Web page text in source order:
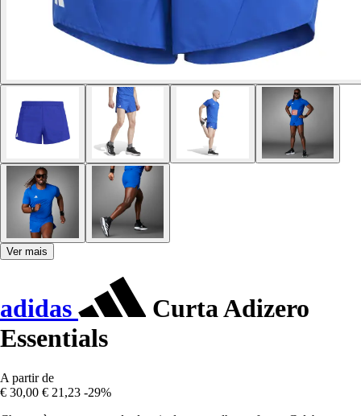
Ver mais
adidas
Curta Adizero
Essentials
A partir de
€ 30,00 € 21,23 -29%